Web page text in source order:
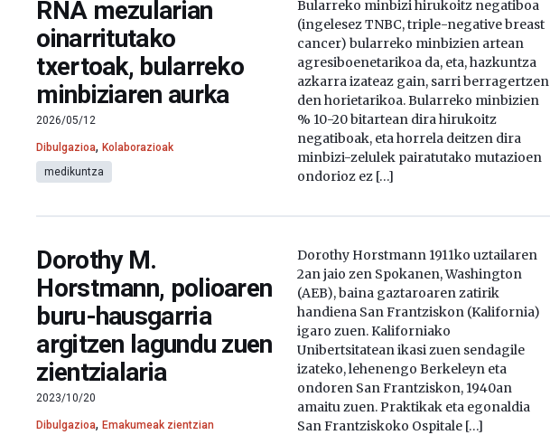
RNA mezularian
oinarritutako
txertoak, bularreko
minbiziaren aurka
2026/05/12
Dibulgazioa,Kolaborazioak
medikuntza
Bularreko minbizi hirukoitz negatiboa
(ingelesez TNBC, triple-negative breast
cancer) bularreko minbizien artean
agresiboenetarikoa da, eta, hazkuntza
azkarra izateaz gain, sarri berragertzen
den horietarikoa. Bularreko minbizien
% 10-20 bitartean dira hirukoitz
negatiboak, eta horrela deitzen dira
minbizi-zelulek pairatutako mutazioen
ondorioz ez […]
Dorothy M.
Horstmann, polioaren
buru-hausgarria
argitzen lagundu zuen
zientzialaria
2023/10/20
Dibulgazioa,Emakumeak zientzian
Dorothy Horstmann 1911ko uztailaren
2an jaio zen Spokanen, Washington
(AEB), baina gaztaroaren zatirik
handiena San Frantziskon (Kalifornia)
igaro zuen. Kaliforniako
Unibertsitatean ikasi zuen sendagile
izateko, lehenengo Berkeleyn eta
ondoren San Frantziskon, 1940an
amaitu zuen. Praktikak eta egonaldia
San Frantziskoko Ospitale […]